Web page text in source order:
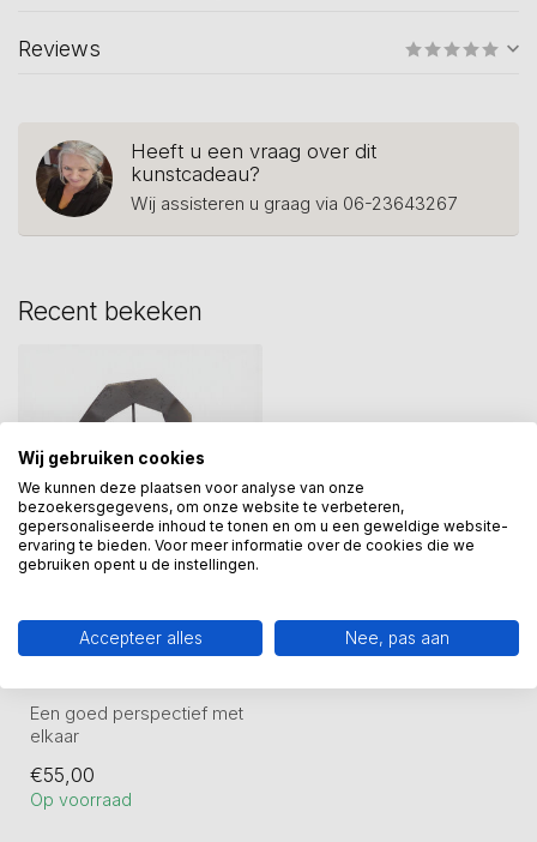
Reviews
Heeft u een vraag over dit
kunstcadeau?
Wij assisteren u graag via 06-23643267
Recent bekeken
Bronzen beeld Een
goed perspectief met
Een goed perspectief met
elkaar
en daarna verbronsd....
€55,00
Op voorraad
Wij gebruiken cookies
We kunnen deze plaatsen voor analyse van onze
bezoekersgegevens, om onze website te verbeteren,
gepersonaliseerde inhoud te tonen en om u een geweldige website-
ervaring te bieden. Voor meer informatie over de cookies die we
gebruiken opent u de instellingen.
Accepteer alles Nee, pas aan